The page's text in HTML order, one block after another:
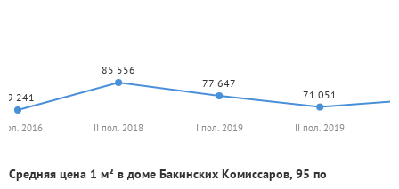
69 241
85 556
77 647
71 051
2016 II пол. 2018 I пол. 2019 II пол. 2019
Средняя цена 1 м² в доме Бакинских Комиссаров, 95 по